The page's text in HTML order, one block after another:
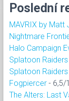
Poslední
MAVRIX by Matt
Nightmare
Halo Campaign
Splatoon Raiders
Splatoon Raiders
Fogpiercer - 6,5/
The Alters: Last